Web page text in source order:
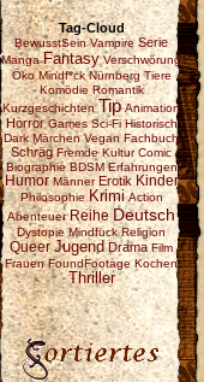
Tag-Cloud
BewusstSein Vampire Serie
Manga Fantasy Verschwörung
Öko Mindf*ck Nürnberg Tiere
Komödie Romantik
Kurzgeschichten Tip Animation
Horror Games Sci-Fi Historisch
Dark Märchen Vegan Fachbuch
Schräg Fremde Kultur Comic
Biographie BDSM Erfahrungen
Humor Männer Erotik Kinder
Philosophie Krimi Action
Abenteuer Reihe Deutsch
Dystopie Mindfuck Religion
Queer Jugend Drama Film
Frauen FoundFootage Kochen
Thriller